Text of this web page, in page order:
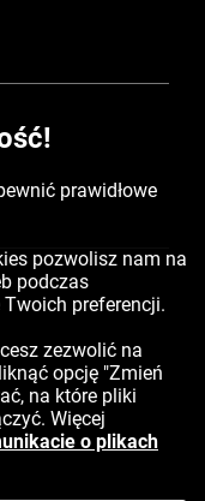
prawidłowe
pozwolisz nam na
podczas
preferencji.
zezwolić na
opcję "Zmień
na które pliki
Więcej
o plikach